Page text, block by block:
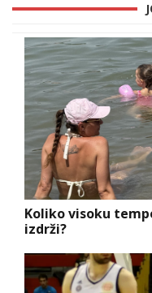
Koliko visoku
izdrži?